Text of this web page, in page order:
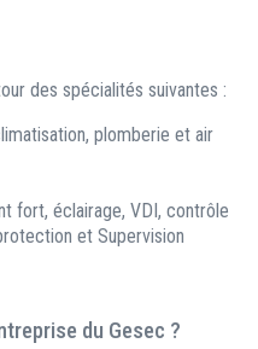
des spécialités suivantes :
plomberie et air
fort, éclairage, VDI, contrôle
et Supervision
du Gesec ?